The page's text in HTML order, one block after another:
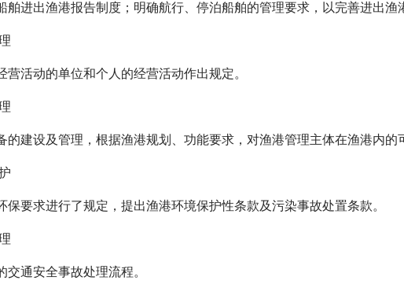
出渔港报告制度；明确航行、停泊船舶的管理要求，以完善进出渔
活动的单位和个人的经营活动作出规定。
设及管理，根据渔港规划、功能要求，对渔港管理主体在渔港内的
要求进行了规定，提出渔港环境保护性条款及污染事故处置条款。
通安全事故处理流程。